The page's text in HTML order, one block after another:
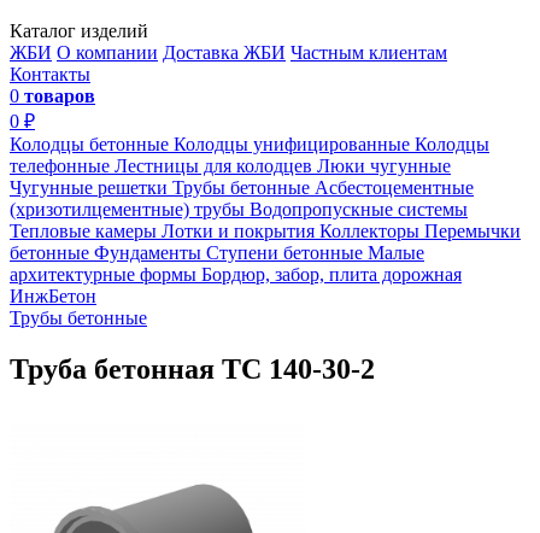
Каталог изделий
ЖБИ О компании Доставка ЖБИ Частным клиентам
Контакты
0 товаров
0 ₽
Колодцы бетонные Колодцы унифицированные Колодцы
телефонные Лестницы для колодцев Люки чугунные
Чугунные решетки Трубы бетонные Асбестоцементные
(хризотилцементные) трубы Водопропускные системы
Тепловые камеры Лотки и покрытия Коллекторы Перемычки
бетонные Фундаменты Ступени бетонные Малые
архитектурные формы Бордюр, забор, плита дорожная
ИнжБетон
Трубы бетонные
Труба бетонная ТС 140-30-2